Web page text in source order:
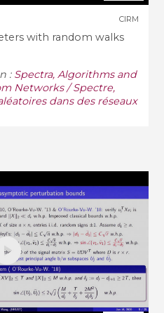
with random walks
CIRM
: Spectra, Algorithms and
Networks / Spectre,
dans des réseaux